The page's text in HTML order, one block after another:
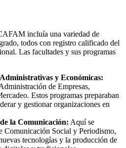
incluía una variedad de
todos con registro calificado del
Las facultades y sus programas
y Económicas:
de Empresas,
Estos programas preparaban
y gestionar organizaciones en
la Comunicación: Aquí se
Comunicación Social y Periodismo,
tecnologías y la producción de